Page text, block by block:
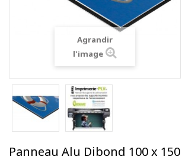
Agrandir
l'image
Panneau Alu Dibond 100 x